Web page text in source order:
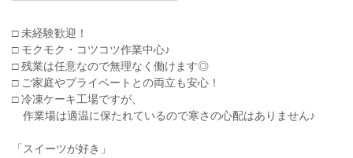
□ 未経験歓迎！
□ モクモク・コツコツ作業中心♪
□ 残業は任意なので無理なく働けます◎
□ ご家庭やプライベートとの両立も安心！
□ 冷凍ケーキ工場ですが、
作業場は適温に保たれているので寒さの心配はありません♪
「スイーツが好き」